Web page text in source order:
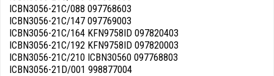
ICBN3056-21C/088 097768603
ICBN3056-21C/147 097769003
ICBN3056-21C/164 KFN9758ID 097820403
ICBN3056-21C/192 KFN9758ID 097820003
ICBN3056-21C/210 ICBN30560 097768803
ICBN3056-21D/001 998877004